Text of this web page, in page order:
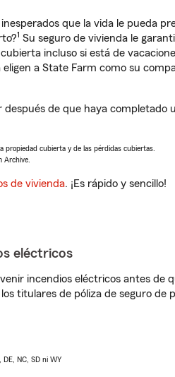
que la vida le pueda
1 Su seguro de vivienda le
incluso si está de
a State Farm como su
de que haya completado
propiedad cubierta y de las pérdidas cubiertas.
Archive.
de vivienda. ¡Es rápido y sencillo!
eléctricos
incendios eléctricos antes de
titulares de póliza de seguro
NC, SD ni WY